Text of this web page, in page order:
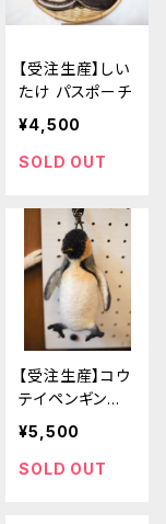
【受注生産】しい
たけ パスポーチ
¥4,500
SOLD OUT
【受注生産】コウ
テイペンギン
ポーチ
¥5,500
SOLD OUT